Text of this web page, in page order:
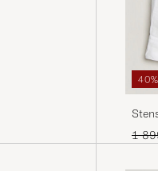
40%
1